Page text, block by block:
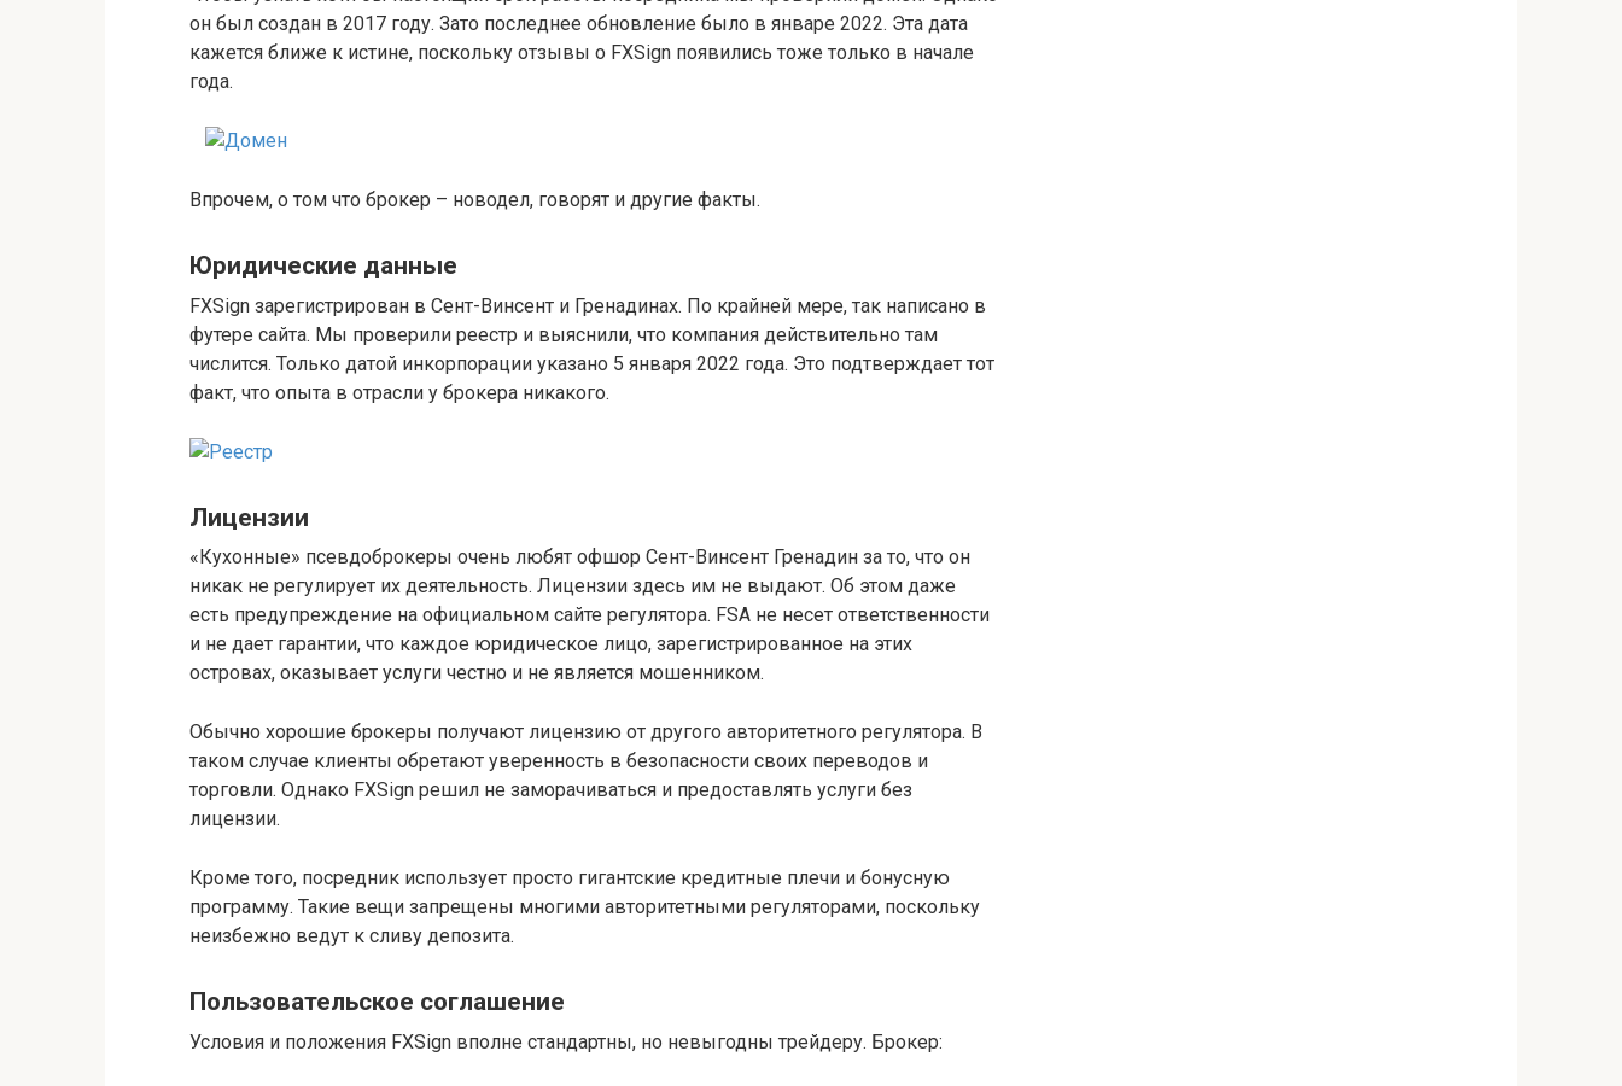
он был создан в 2017 году. Зато последнее обновление было в январе 2022. Эта дата
кажется ближе к истине, поскольку отзывы о FXSign появились тоже только в начале
года.
Впрочем, о том что брокер – новодел, говорят и другие факты.
Юридические данные
FXSign зарегистрирован в Сент-Винсент и Гренадинах. По крайней мере, так написано в
футере сайта. Мы проверили реестр и выяснили, что компания действительно там
числится. Только датой инкорпорации указано 5 января 2022 года. Это подтверждает тот
факт, что опыта в отрасли у брокера никакого.
Лицензии
«Кухонные» псевдоброкеры очень любят офшор Сент-Винсент Гренадин за то, что он
никак не регулирует их деятельность. Лицензии здесь им не выдают. Об этом даже
есть предупреждение на официальном сайте регулятора. FSA не несет ответственности
и не дает гарантии, что каждое юридическое лицо, зарегистрированное на этих
островах, оказывает услуги честно и не является мошенником.
Обычно хорошие брокеры получают лицензию от другого авторитетного регулятора. В
таком случае клиенты обретают уверенность в безопасности своих переводов и
торговли. Однако FXSign решил не заморачиваться и предоставлять услуги без
лицензии.
Кроме того, посредник использует просто гигантские кредитные плечи и бонусную
программу. Такие вещи запрещены многими авторитетными регуляторами, поскольку
неизбежно ведут к сливу депозита.
Пользовательское соглашение
Условия и положения FXSign вполне стандартны, но невыгодны трейдеру. Брокер: